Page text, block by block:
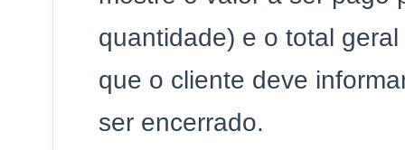
quantidade) e o total
que o cliente deve
ser encerrado.